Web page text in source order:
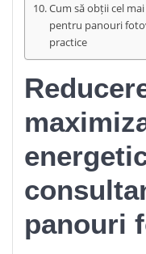
Cum să obții cel
pentru panouri
practice
panouri